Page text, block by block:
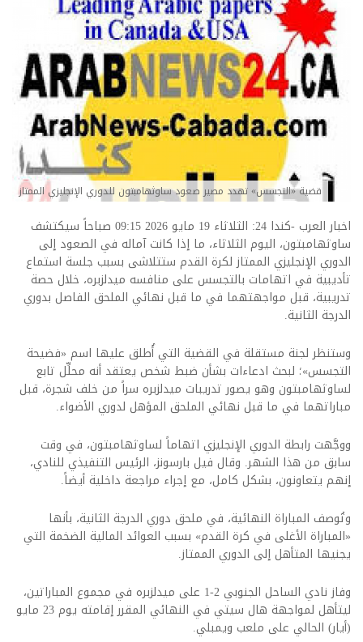
قضية «التجسس» تهدد مصير صعود ساوثهامبتون للدوري الإنجليزي الممتاز
اخبار العرب -كندا 24: الثلاثاء 19 مايو 2026 09:15 صباحاً سيكتشف
ساوثهامبتون، اليوم الثلاثاء، ما إذا كانت آماله في الصعود إلى
الدوري الإنجليزي الممتاز لكرة القدم ستتلاشى بسبب جلسة استماع
تأديبية في اتهامات بالتجسس على منافسه ميدلزبره، خلال حصة
تدريبية، قبل مواجهتهما في ما قبل نهائي الملحق الفاصل بدوري
الدرجة الثانية.
وستنظر لجنة مستقلة في القضية التي أُطلق عليها اسم «فضيحة
التجسس»؛ لبحث ادعاءات بشأن ضبط شخص يعتقد أنه محلِّل تابع
لساوثهامبتون وهو يصور تدريبات ميدلزبره سراً من خلف شجرة، قبل
مباراتهما في ما قبل نهائي الملحق المؤهل لدوري الأضواء.
ووجَّهت رابطة الدوري الإنجليزي اتهاماً لساوثهامبتون، في وقت
سابق من هذا الشهر. وقال فيل بارسونز، الرئيس التنفيذي للنادي،
إنهم يتعاونون، بشكل كامل، مع إجراء مراجعة داخلية أيضاً.
وتُوصف المباراة النهائية، في ملحق دوري الدرجة الثانية، بأنها
«المباراة الأغلى في كرة القدم» بسبب العوائد المالية الضخمة التي
يجنيها المتأهل إلى الدوري الممتاز.
وفاز نادي الساحل الجنوبي 2-1 على ميدلزبره في مجموع المباراتين،
ليتأهل لمواجهة هال سيتي في النهائي المقرر إقامته يوم 23 مايو
(أيار) الحالي على ملعب ويمبلي.